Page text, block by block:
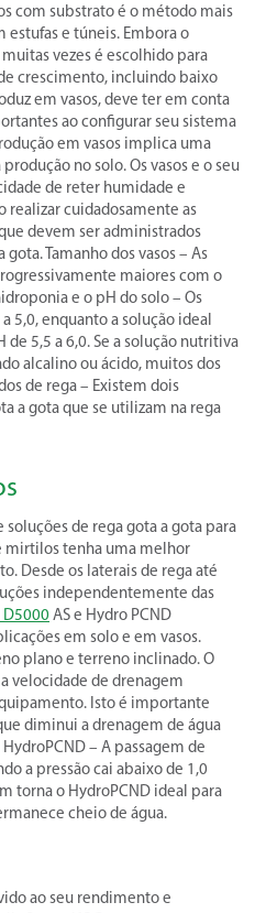
com substrato é o método mais
e túneis. Embora o
vezes é escolhido para
crescimento, incluindo baixo
em vasos, deve ter em conta
ao configurar seu sistema
em vasos implica uma
no solo. Os vasos e o seu
de reter humidade e
realizar cuidadosamente as
devem ser administrados
Tamanho dos vasos – As
maiores com o
e o pH do solo – Os
5,0, enquanto a solução ideal
5,5 a 6,0. Se a solução nutritiva
alcalino ou ácido, muitos dos
de rega – Existem dois
a gota que se utilizam na rega
de rega gota a gota para
mirtilos tenha uma melhor
Desde os laterais de rega até
independentemente das
D5000 AS e Hydro PCND
em solo e em vasos.
plano e terreno inclinado. O
velocidade de drenagem
Isto é importante
diminui a drenagem de água
– A passagem de
a pressão cai abaixo de 1,0
torna o HydroPCND ideal para
cheio de água.
ao seu rendimento e